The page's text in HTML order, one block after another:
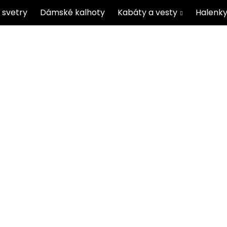
svetry Dámské kalhoty Kabáty a vesty